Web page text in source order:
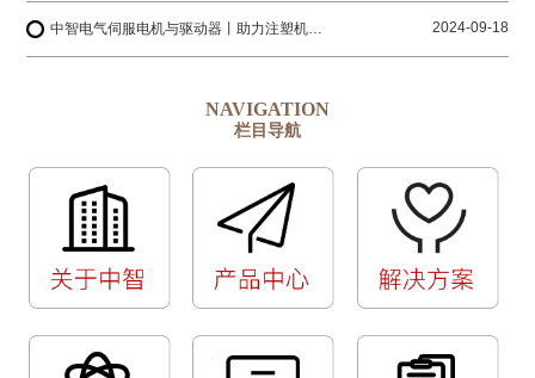
中智电气伺服电机与驱动器丨助力注塑机生产厂家迈向更高水平 2024-09-18
NAVIGATION
栏目导航